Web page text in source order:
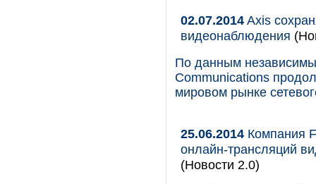
02.07.2014Axis
видеонаблюдения
По данным
Communications
мировом рынке
25.06.2014 Компания
онлайн-трансляций
(Новости 2.0)